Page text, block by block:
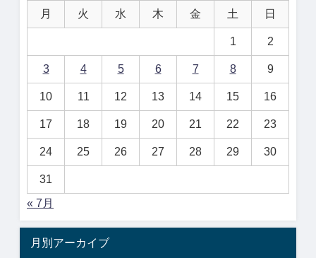
月 火 水 木 金 土 日
1 2
3 4 5 6 7 8 9
10 11 12 13 14 15 16
17 18 19 20 21 22 23
24 25 26 27 28 29 30
31
« 7月
月別アーカイブ